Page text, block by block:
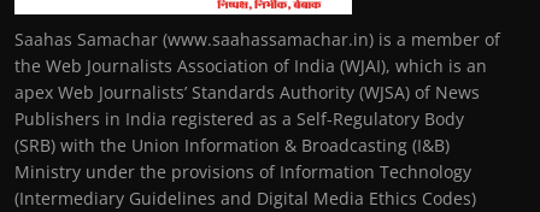
Saahas Samachar (www.saahassamachar.in) is a member of
the Web Journalists Association of India (WJAI), which is an
apex Web Journalists’ Standards Authority (WJSA) of News
Publishers in India registered as a Self-Regulatory Body
(SRB) with the Union Information & Broadcasting (I&B)
Ministry under the provisions of Information Technology
(Intermediary Guidelines and Digital Media Ethics Codes)